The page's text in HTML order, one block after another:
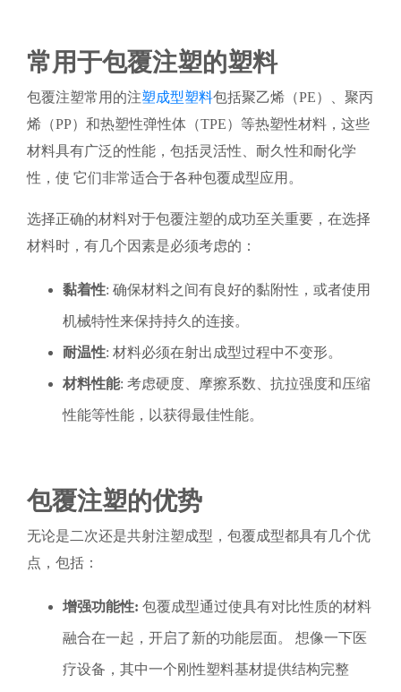
常用于包覆注塑的塑料
包覆注塑常用的注塑成型塑料包括聚乙烯（PE）、聚丙
烯（PP）和热塑性弹性体（TPE）等热塑性材料，这些
材料具有广泛的性能，包括灵活性、耐久性和耐化学
性，使 它们非常适合于各种包覆成型应用。
选择正确的材料对于包覆注塑的成功至关重要，在选择
材料时，有几个因素是必须考虑的：
黏着性: 确保材料之间有良好的黏附性，或者使用
机械特性来保持持久的连接。
耐温性: 材料必须在射出成型过程中不变形。
材料性能: 考虑硬度、摩擦系数、抗拉强度和压缩
性能等性能，以获得最佳性能。
包覆注塑的优势
无论是二次还是共射注塑成型，包覆成型都具有几个优
点，包括：
增强功能性: 包覆成型通过使具有对比性质的材料
融合在一起，开启了新的功能层面。 想像一下医
疗设备，其中一个刚性塑料基材提供结构完整